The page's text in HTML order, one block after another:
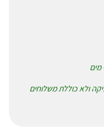
מים
ולא כוללת משלוחים